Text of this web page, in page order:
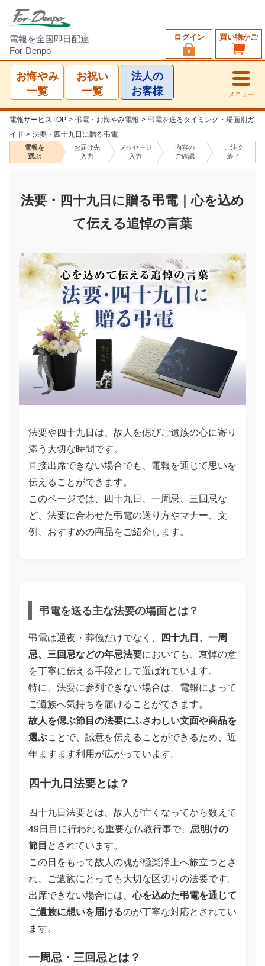
電報を全国即日配達
For-Denpo
買い物かご
ログイン
お悔やみ
一覧
お祝い
一覧
法人の
お客様
メニュー
電報サービスTOP > 弔電・お悔やみ電報 > 弔電を送るタイミング・場面別ガ
イド > 法要・四十九日に贈る弔電
電報を
選ぶ
お届け先
入力
メッセージ
入力
内容の
ご確認
ご注文
終了
法要・四十九日に贈る弔電｜心を込め
て伝える追悼の言葉
法要や四十九日は、故人を偲びご遺族の心に寄り
添う大切な時間です。
直接出席できない場合でも、電報を通じて思いを
伝えることができます。
このページでは、四十九日、一周忌、三回忌な
ど、法要に合わせた弔電の送り方やマナー、文
例、おすすめの商品をご紹介します。
弔電を送る主な法要の場面とは？
弔電は通夜・葬儀だけでなく、 四十九日、一周
忌、三回忌などの年忌法要においても、哀悼の意
を丁寧に伝える手段として選ばれています。
特に、法要に参列できない場合は、電報によって
ご遺族へ気持ちを届けることができます。
故人を偲ぶ節目の法要にふさわしい文面や商品を
選ぶことで、誠意を伝えることができるため、近
年ますます利用が広がっています。
四十九日法要とは？
四十九日法要とは、故人が亡くなってから数えて
49日目に行われる重要な仏教行事で、 忌明けの
節目とされています。
この日をもって故人の魂が極楽浄土へ旅立つとさ
れ、ご遺族にとっても大切な区切りの法要です。
出席できない場合には、心を込めた弔電を通じて
ご遺族に想いを届けるのが丁寧な対応とされてい
ます。
一周忌・三回忌とは？